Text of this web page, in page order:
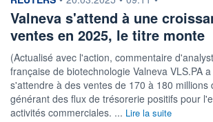
2,1100
ESTIMÉ 2026
-
2026
DERNIER
DIVIDENDE
0,00 EUR
DATE
DERNIER
DIVIDENDE
-
PROCHAIN
Valneva s'attend à une
ventes en 2025, le titre monte
(Actualisé avec l'action, commentaire
française de biotechnologie Valneva VLS.PA
s'attendre à des ventes de 170 à 180 millions
générant des flux de trésorerie positifs pour
activités commerciales. ... Lire la suite